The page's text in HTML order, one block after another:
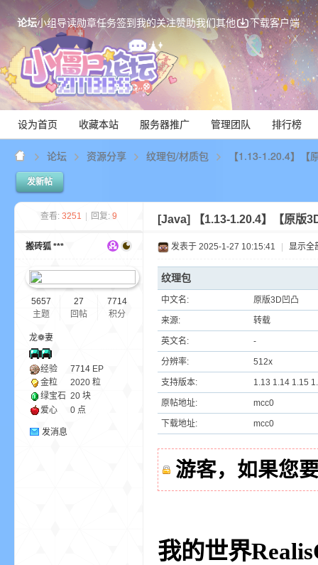
论坛小组导读勋章任务签到我的关注赞助我们其他 下载客户端
设为首页 收藏本站 服务器推广 管理团队 排行榜
论坛 资源分享 纹理包/材质包 【1.13-1.20.4】【
发新帖
查看: 3251 回复: 9 [Java] 【1.13-1.20.4】【原版
搬砖狐 ***
5657
主题
27
回帖
7714
积分
龙❁妻
经验 7714 EP
金粒
2020 粒
绿宝石 20 块
爱心
0 点
发消息
发表于 2025-1-27 10:15:41 显示全
纹理包
中文名: 原版3D凹凸
来源: 转载
英文名: -
分辨率: 512x
支持版本: 1.13 1.14 1.15
原帖地址: mcc0
下载地址: mcc0
游客，如果您
我的世界